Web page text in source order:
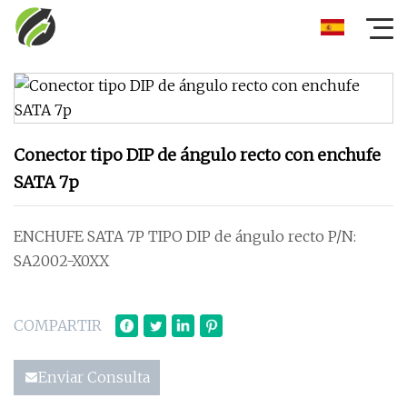
Conector tipo DIP de ángulo recto con enchufe
SATA 7p
ENCHUFE SATA 7P TIPO DIP de ángulo recto P/N:
SA2002-X0XX
COMPARTIR
Enviar Consulta